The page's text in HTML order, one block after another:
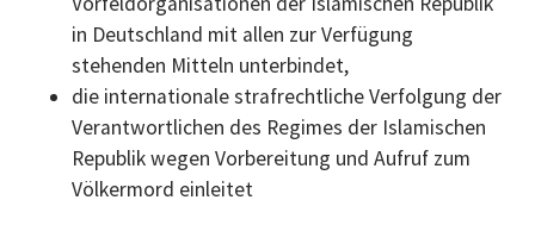
in Deutschland mit allen zur Verfügung
stehenden Mitteln unterbindet,
die internationale strafrechtliche Verfolgung der
Verantwortlichen des Regimes der Islamischen
Republik wegen Vorbereitung und Aufruf zum
Völkermord einleitet